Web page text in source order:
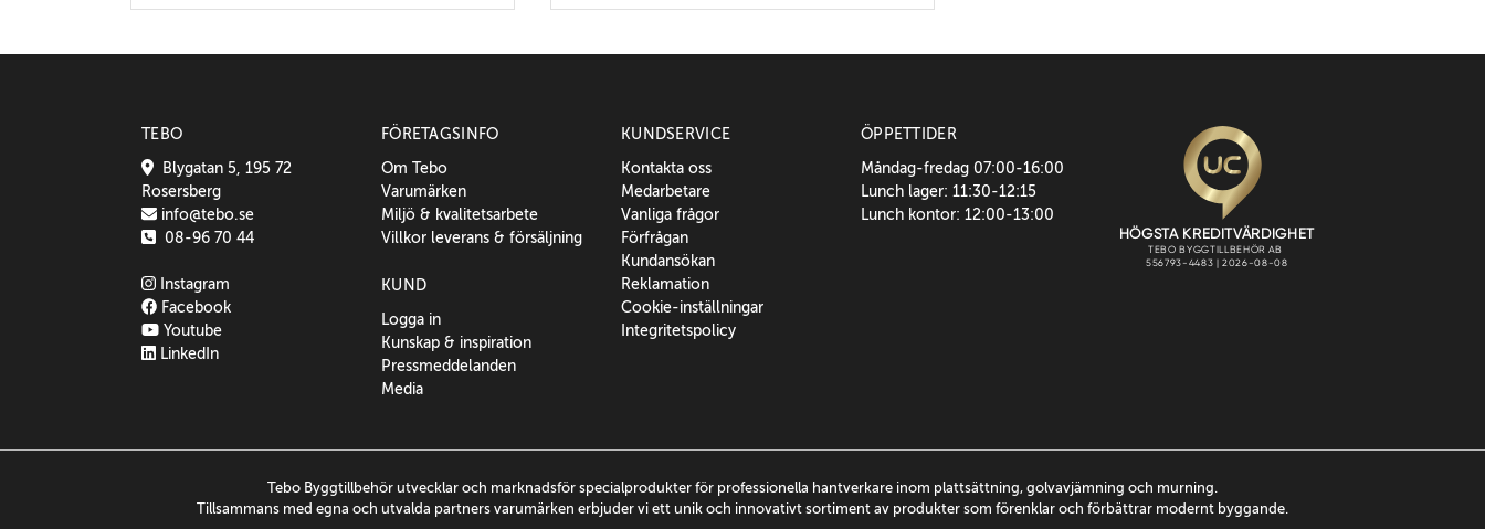
TEBO
Blygatan 5, 195 72
Rosersberg
info@tebo.se
08-96 70 44
Instagram
Facebook
Youtube
LinkedIn
FÖRETAGSINFO
Om Tebo
Varumärken
Miljö & kvalitetsarbete
Villkor leverans & försäljning
KUND
Logga in
Kunskap & inspiration
Pressmeddelanden
Media
KUNDSERVICE
Kontakta oss
Medarbetare
Vanliga frågor
Förfrågan
Kundansökan
Reklamation
Cookie-inställningar
Integritetspolicy
ÖPPETTIDER
Måndag-fredag 07:00-16:00
Lunch lager: 11:30-12:15
Lunch kontor: 12:00-13:00
Tebo Byggtillbehör utvecklar och marknadsför specialprodukter för professionella hantverkare inom plattsättning, golvavjämning och murning.
Tillsammans med egna och utvalda partners varumärken erbjuder vi ett unik och innovativt sortiment av produkter som förenklar och förbättrar modernt byggande.